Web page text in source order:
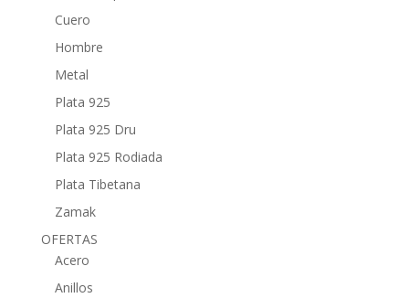
Cuero
Hombre
Metal
Plata 925
Plata 925 Dru
Plata 925 Rodiada
Plata Tibetana
Zamak
OFERTAS
Acero
Anillos